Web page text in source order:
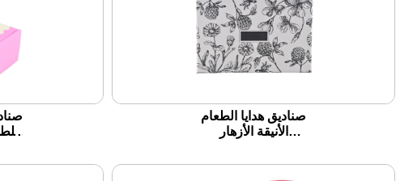
صناديق هدايا الطعام
الأنيقة الأزهار